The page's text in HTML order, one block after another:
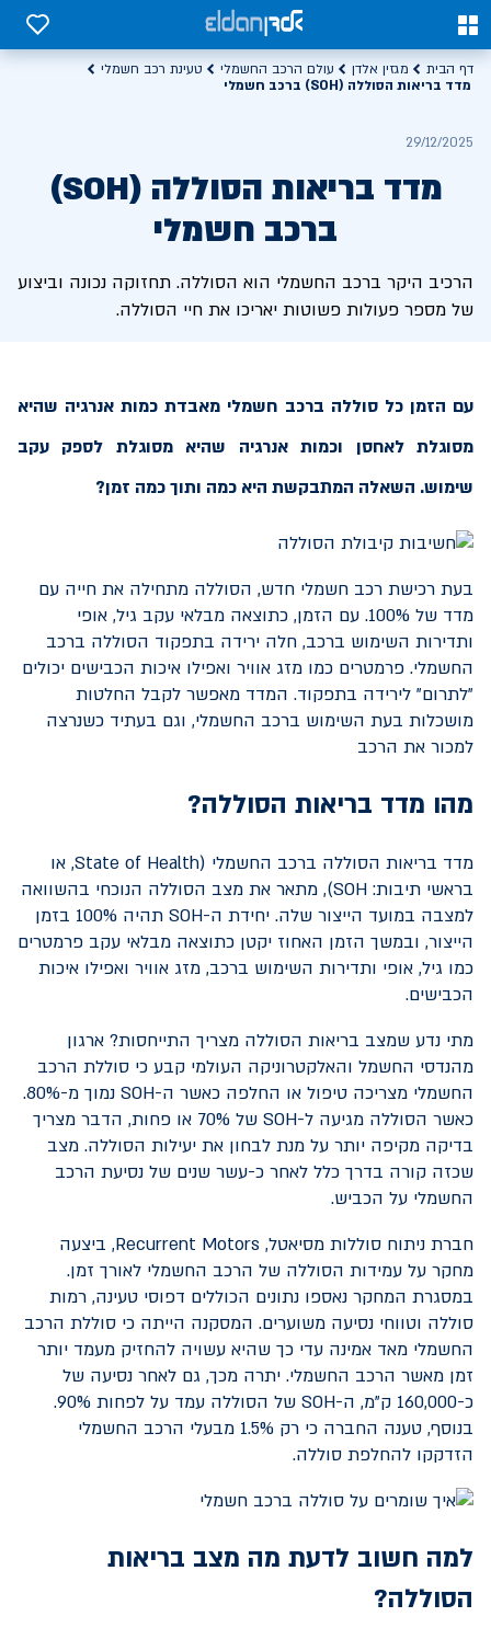
0
0
דף הבית מגזין אלדן עולם הרכב החשמלי
טעינת רכב חשמלי
מדד בריאות הסוללה (SOH) ברכב חשמלי
29/12/2025
מדד בריאות הסוללה (SOH)
ברכב חשמלי
הרכיב היקר ברכב החשמלי הוא הסוללה. תחזוקה נכונה וביצוע
של מספר פעולות פשוטות יאריכו את חיי הסוללה.
עם הזמן כל סוללה ברכב חשמלי מאבדת כמות אנרגיה שהיא
מסוגלת לאחסן וכמות אנרגיה שהיא מסוגלת לספק עקב
שימוש. השאלה המתבקשת היא כמה ותוך כמה זמן?
בעת רכישת רכב חשמלי חדש, הסוללה מתחילה את חייה עם
מדד של 100%. עם הזמן, כתוצאה מבלאי עקב גיל, אופי
ותדירות השימוש ברכב, חלה ירידה בתפקוד הסוללה ברכב
החשמלי. פרמטרים כמו מזג אוויר ואפילו איכות הכבישים יכולים
"לתרום" לירידה בתפקוד. המדד מאפשר לקבל החלטות
מושכלות בעת השימוש ברכב החשמלי, וגם בעתיד כשנרצה
למכור את הרכב
מהו מדד בריאות הסוללה?
מדד בריאות הסוללה ברכב החשמלי (State of Health, או
בראשי תיבות: SOH), מתאר את מצב הסוללה הנוכחי בהשוואה
למצבה במועד הייצור שלה. יחידת ה-SOH
תהיה 100% בזמן
הייצור, ובמשך הזמן האחוז יקטן כתוצאה מבלאי עקב פרמטרים
כמו גיל, אופי ותדירות השימוש ברכב, מזג אוויר ואפילו איכות
הכבישים.
מתי נדע שמצב בריאות הסוללה מצריך התייחסות? ארגון
מהנדסי החשמל והאלקטרוניקה העולמי קבע כי סוללת הרכב
החשמלי מצריכה טיפול או החלפה כאשר ה-SOH
נמוך מ-80%.
כאשר הסוללה מגיעה ל-SOH
של 70% או פחות, הדבר מצריך
בדיקה מקיפה יותר על מנת לבחון את יעילות הסוללה. מצב
שכזה קורה בדרך כלל לאחר כ-עשר שנים של נסיעת הרכב
החשמלי על הכביש.
חברת ניתוח סוללות מסיאטל, Recurrent Motors, ביצעה
מחקר על עמידות הסוללה של הרכב החשמלי לאורך זמן.
במסגרת המחקר נאספו נתונים הכוללים דפוסי טעינה, רמות
סוללה וטווחי נסיעה משוערים. המסקנה הייתה כי סוללת הרכב
החשמלי מאד אמינה עדי כך שהיא עשויה להחזיק מעמד יותר
זמן מאשר הרכב החשמלי. יתרה מכך, גם לאחר נסיעה של
כ-160,000 ק”מ, ה-
SOH
של הסוללה עמד על לפחות 90%.
בנוסף, טענה החברה כי רק 1.5% מבעלי הרכב החשמלי
הזדקקו להחלפת סוללה.
למה חשוב לדעת מה מצב בריאות
הסוללה?